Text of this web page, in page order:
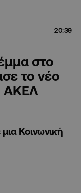
20:39
στο
το νέο
ΑΚΕΛ
Κοινωνική